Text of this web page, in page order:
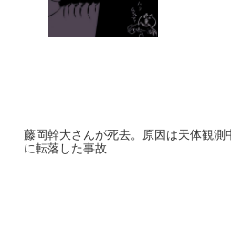
藤岡幹大さんが死去。原因は天体観測
に転落した事故